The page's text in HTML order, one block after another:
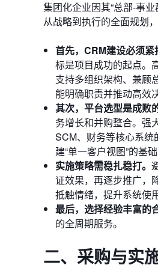
集团化企业因其“总部-事
从战略到执行的全面规划
首先，CRM建设必须紧
标是项目成功的起点。
支持多组织架构、兼顾
能明确职责并推动高效
其次， 平台选型是成败
务增长和并购整合。强
SCM、财务等核心系
建“单一客户视图”的基
实施策略需稳扎稳打。
证效果，再逐步推广，
抵触情绪，提升系统使
最后，选择经验丰富的
的全周期服务。
二、 采购与实